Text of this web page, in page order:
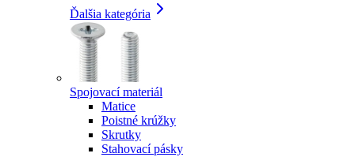
Ďalšia kategória
Spojovací materiál
Matice
Poistné krúžky
Skrutky
Stahovací pásky